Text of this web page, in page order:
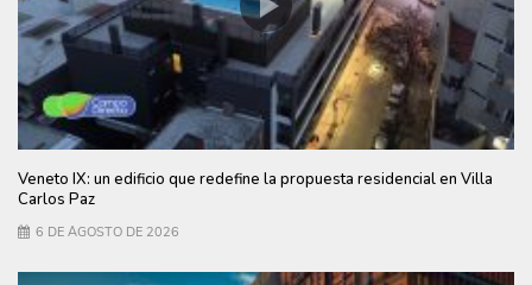
Veneto IX: un edificio que redefine la propuesta residencial en Villa
Carlos Paz
6 DE AGOSTO DE 2026